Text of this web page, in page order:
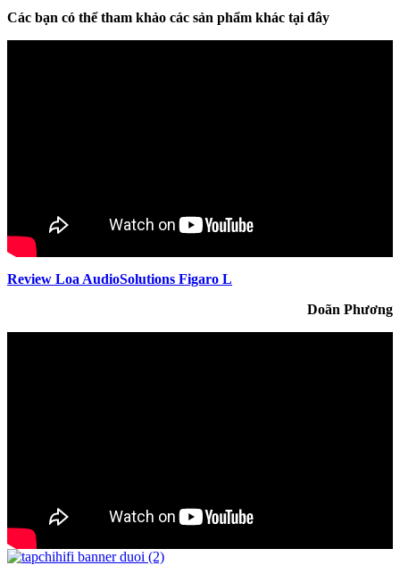
Các bạn có thể tham khảo các sản phẩm khác tại đây
Review Loa AudioSolutions Figaro L
Doãn Phương